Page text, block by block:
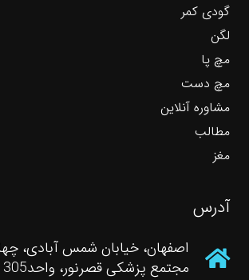
گودی کمر
لگن
مچ پا
مچ دست
مشاوره آنلاین
مطالب
مغز
آدرس
اصفهان، خیابان شمس آبادی،
مجتمع پزشکی قصرنور، واحد305